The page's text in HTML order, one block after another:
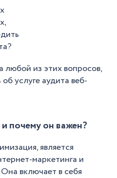
любой из этих вопросов,
услуге аудита веб-
почему он важен?
является
маркетинга и
включает в себя